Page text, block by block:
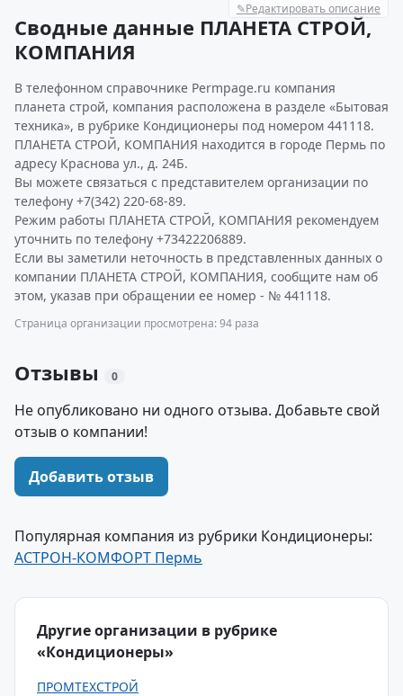
✎Редактировать описание
Сводные данные ПЛАНЕТА СТРОЙ,
КОМПАНИЯ
В телефонном справочнике Permpage.ru компания
планета строй, компания расположена в разделе «Бытовая
техника», в рубрике Кондиционеры под номером 441118.
ПЛАНЕТА СТРОЙ, КОМПАНИЯ находится в городе Пермь по
адресу Краснова ул., д. 24Б.
Вы можете связаться с представителем организации по
телефону +7(342) 220-68-89.
Режим работы ПЛАНЕТА СТРОЙ, КОМПАНИЯ рекомендуем
уточнить по телефону +73422206889.
Если вы заметили неточность в представленных данных о
компании ПЛАНЕТА СТРОЙ, КОМПАНИЯ, сообщите нам об
этом, указав при обращении ее номер - № 441118.
Страница организации просмотрена: 94 раза
Отзывы 0
Не опубликовано ни одного отзыва. Добавьте свой
отзыв о компании!
Добавить отзыв
Популярная компания из рубрики Кондиционеры:
АСТРОН-КОМФОРТ Пермь
Другие организации в рубрике
«Кондиционеры»
ПРОМТЕХСТРОЙ